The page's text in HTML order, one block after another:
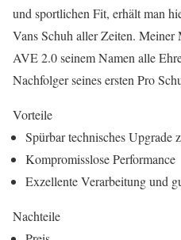
und sportlichen Fit, erhält man
Vans Schuh aller Zeiten. Meiner
AVE 2.0 seinem Namen alle
Nachfolger seines ersten Pro
Vorteile
Spürbar technisches
Kompromisslose Performance
Exzellente Verarbeitung und
Nachteile